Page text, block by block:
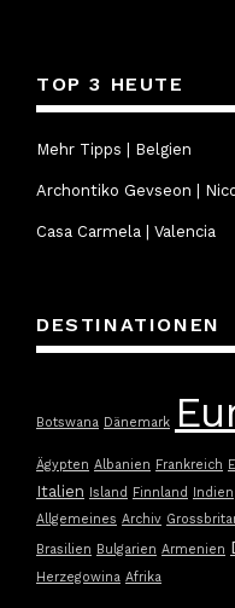
TOP 3 HEUTE
Mehr Tipps | Belgien
Archontiko Gevseon |
Casa Carmela | Valencia
DESTINATIONEN
Botswana Dänemark
Ägypten Albanien Frankreich
Italien Island Finnland Indien
Allgemeines Archiv
Brasilien Bulgarien Armenien
Herzegowina Afrika